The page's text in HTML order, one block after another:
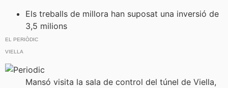
Els treballs de millora han suposat una inversió de
3,5 milions
EL PERIÒDIC
VIELLA
Mansó visita la sala de control del túnel de Viella,